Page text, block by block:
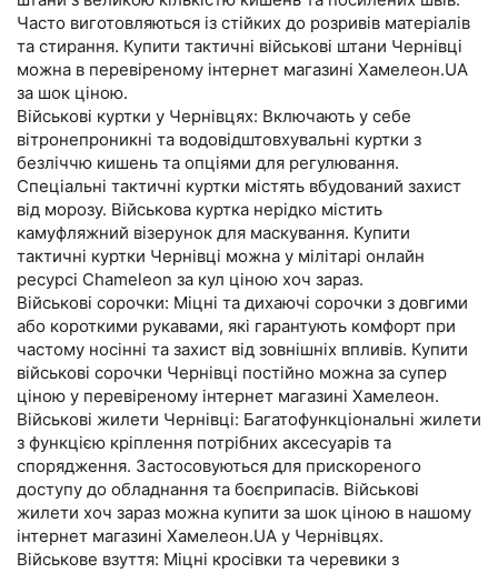
Часто виготовляються із стійких до розривів матеріалів
та стирання. Купити тактичні військові штани Чернівці
можна в перевіреному інтернет магазині Хамелеон.UA
за шок ціною.
Військові куртки у Чернівцях: Включають у себе
вітронепроникні та водовідштовхувальні куртки з
безліччю кишень та опціями для регулювання.
Спеціальні тактичні куртки містять вбудований захист
від морозу. Військова куртка нерідко містить
камуфляжний візерунок для маскування. Купити
тактичні куртки Чернівці можна у мілітарі онлайн
ресурсі Chameleon за кул ціною хоч зараз.
Військові сорочки: Міцні та дихаючі сорочки з довгими
або короткими рукавами, які гарантують комфорт при
частому носінні та захист від зовнішніх впливів. Купити
військові сорочки Чернівці постійно можна за супер
ціною у перевіреному інтернет магазині Хамелеон.
Військові жилети Чернівці: Багатофункціональні жилети
з функцією кріплення потрібних аксесуарів та
спорядження. Застосовуються для прискореного
доступу до обладнання та боєприпасів. Військові
жилети хоч зараз можна купити за шок ціною в нашому
інтернет магазині Хамелеон.UA у Чернівцях.
Військове взуття: Міцні кросівки та черевики з